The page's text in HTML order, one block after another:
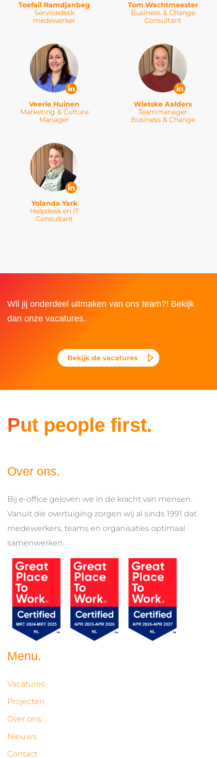
Toefail Ramdjanbeg
Servicedesk
medewerker
Tom Wachtmeester
Business & Change
Consultant
Veerle Huinen
Marketing & Culture
Manager
Wietske Aalders
Teammanager
Business & Change
Yolanda Yark
Helpdesk en IT
Consultant
Wil jij onderdeel uitmaken van ons team?! Bekijk
dan onze vacatures.
Bekijk de vacatures
Put people first.
Over ons.
Bij e-office geloven we in de kracht van mensen.
Vanuit die overtuiging zorgen wij al sinds 1991 dat
medewerkers, teams en organisaties optimaal
samenwerken.
Menu.
Vacatures
Projecten
Over ons
Nieuws
Contact